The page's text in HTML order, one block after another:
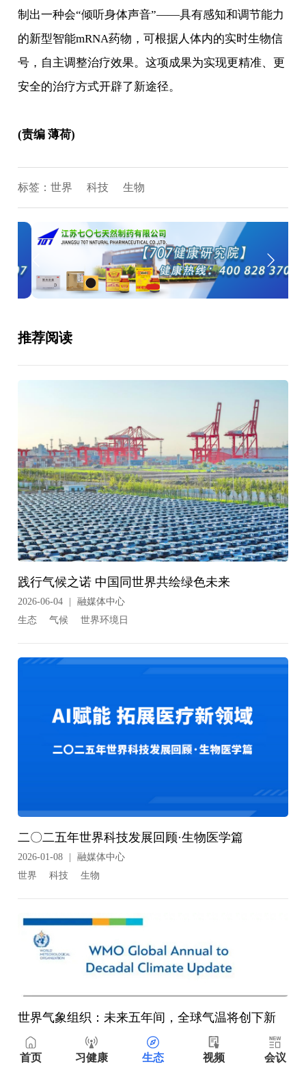
制出一种会“倾听身体声音”——具有感知和调节能力
的新型智能mRNA药物，可根据人体内的实时生物信
号，自主调整治疗效果。这项成果为实现更精准、更
安全的治疗方式开辟了新途径。
(责编 薄荷)
标签：世界 科技 生物
推荐阅读
践行气候之诺 中国同世界共绘绿色未来
2026-06-04
融媒体中心
生态
气候 世界环境日
二〇二五年世界科技发展回顾·生物医学篇
2026-01-08
融媒体中心
世界
科技 生物
世界气象组织：未来五年间，全球气温将创下新
纪录！
2023-05-20
编辑部
首页 习健康 生态 视频 会议